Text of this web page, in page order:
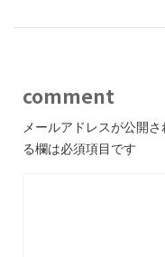
comment
メールアドレスが公開さ
る欄は必須項目です